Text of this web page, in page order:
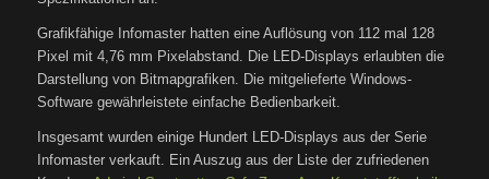
Grafikfähige Infomaster hatten eine Auflösung von 112 mal 128
Pixel mit 4,76 mm Pixelabstand. Die LED-Displays erlaubten die
Darstellung von Bitmapgrafiken. Die mitgelieferte Windows-
Software gewährleistete einfache Bedienbarkeit.
Insgesamt wurden einige Hundert LED-Displays aus der Serie
Infomaster verkauft. Ein Auszug aus der Liste der zufriedenen